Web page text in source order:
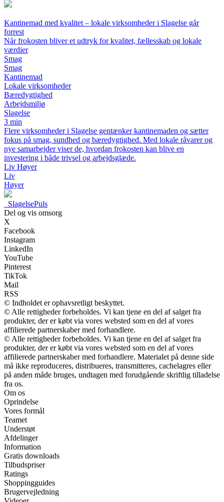
Kantinemad med kvalitet – lokale virksomheder i Slagelse går
forrest
Når frokosten bliver et udtryk for kvalitet, fællesskab og lokale
værdier
Smag
Smag
Kantinemad
Lokale virksomheder
Bæredygtighed
Arbejdsmiljø
Slagelse
3 min
Flere virksomheder i Slagelse gentænker kantinemaden og sætter
fokus på smag, sundhed og bæredygtighed. Med lokale råvarer og
nye samarbejder viser de, hvordan frokosten kan blive en
investering i både trivsel og arbejdsglæde.
Liv Høyer
Liv
Høyer
SlagelsePuls
Del og vis omsorg
X
Facebook
Instagram
LinkedIn
YouTube
Pinterest
TikTok
Mail
RSS
© Indholdet er ophavsretligt beskyttet.
© Alle rettigheder forbeholdes. Vi kan tjene en del af salget fra
produkter, der er købt via vores websted som en del af vores
affilierede partnerskaber med forhandlere.
© Alle rettigheder forbeholdes. Vi kan tjene en del af salget fra
produkter, der er købt via vores websted som en del af vores
affilierede partnerskaber med forhandlere. Materialet på denne side
må ikke reproduceres, distribueres, transmitteres, cachelagres eller
på anden måde bruges, undtagen med forudgående skriftlig tilladelse
fra os.
Om os
Oprindelse
Vores formål
Teamet
Understøt
Afdelinger
Information
Gratis downloads
Tilbudspriser
Ratings
Shoppingguides
Brugervejledning